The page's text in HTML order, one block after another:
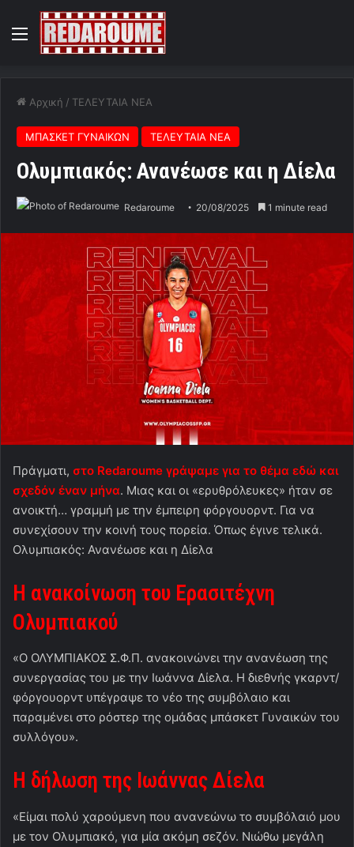
Menu
Αρχική / ΤΕΛΕΥΤΑΙΑ ΝΕΑ
ΜΠΑΣΚΕΤ ΓΥΝΑΙΚΩΝ ΤΕΛΕΥΤΑΙΑ ΝΕΑ
Ολυμπιακός: Ανανέωσε και η Δίελα
Redaroume 20/08/2025 1 minute read
Πράγματι, στο Redaroume γράψαμε για το θέμα εδώ και
σχεδόν έναν μήνα. Μιας και οι «ερυθρόλευκες» ήταν σε
ανοικτή… γραμμή με την έμπειρη φόργουορντ. Για να
συνεχίσουν την κοινή τους πορεία. Όπως έγινε τελικά.
Ολυμπιακός: Ανανέωσε και η Δίελα
Η ανακοίνωση του Ερασιτέχνη
Ολυμπιακού
«Ο ΟΛΥΜΠΙΑΚΟΣ Σ.Φ.Π. ανακοινώνει την ανανέωση της
συνεργασίας του με την Ιωάννα Δίελα. Η διεθνής γκαρντ/
φόργουορντ υπέγραψε το νέο της συμβόλαιο και
παραμένει στο ρόστερ της ομάδας μπάσκετ Γυναικών του
συλλόγου».
Η δήλωση της Ιωάννας Δίελα
«Είμαι πολύ χαρούμενη που ανανεώνω το συμβόλαιό μου
με τον Ολυμπιακό, για μία ακόμη σεζόν. Νιώθω μεγάλη